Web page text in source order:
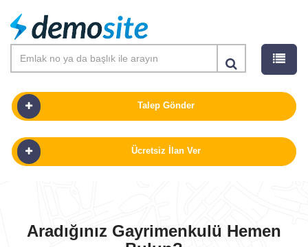
Talep Gönder
Ücretsiz İlan Ver
Aradığınız Gayrimenkulü Hemen